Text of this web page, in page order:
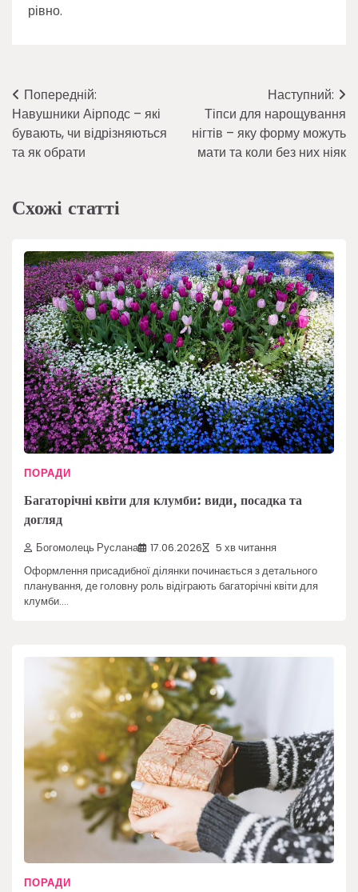
рівно.
Навігація
записів
Попередній:
Навушники Аірподс – які
бувають, чи відрізняються
та як обрати
Наступний:
Тіпси для нарощування
нігтів – яку форму можуть
мати та коли без них ніяк
Схожі статті
ПОРАДИ
Багаторічні квіти для клумби: види, посадка та
догляд
Богомолець Руслана 17.06.2026 5 хв читання
Оформлення присадибної ділянки починається з детального
планування, де головну роль відіграють багаторічні квіти для
клумби.…
ПОРАДИ